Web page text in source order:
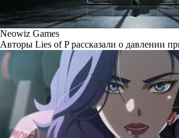
Neowiz Games
Авторы Lies of P рассказали о давлении